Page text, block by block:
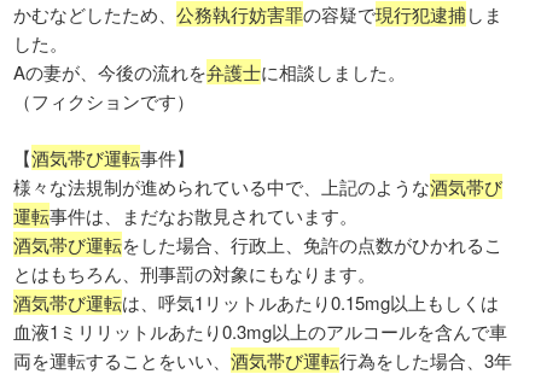
かむなどしたため、公務執行妨害罪の容疑で現行犯逮捕しま
した。
Aの妻が、今後の流れを弁護士に相談しました。
（フィクションです）
【酒気帯び運転事件】
様々な法規制が進められている中で、上記のような酒気帯び
運転事件は、まだなお散見されています。
酒気帯び運転をした場合、行政上、免許の点数がひかれるこ
とはもちろん、刑事罰の対象にもなります。
酒気帯び運転は、呼気1リットルあたり0.15mg以上もしくは
血液1ミリリットルあたり0.3mg以上のアルコールを含んで車
両を運転することをいい、酒気帯び運転行為をした場合、3年